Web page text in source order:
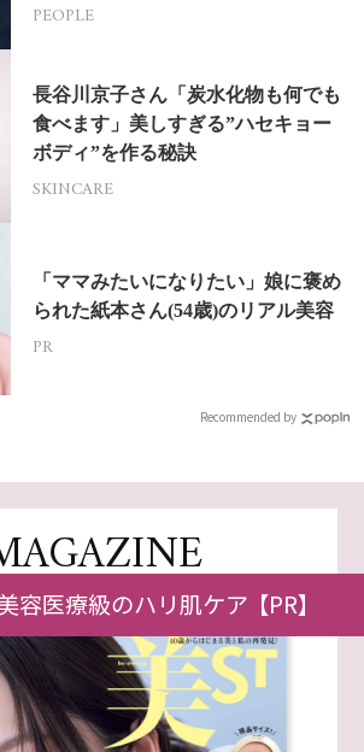
PEOPLE
長谷川京子さん「炭水化物も何でも
食べます」美しすぎる”ハセキョー
ボディ”を作る秘訣
SKINCARE
「ママみたいになりたい」娘に褒め
られた紙本さん(54歳)のリアル美容
PR
Recommended by
元気に！自愛ビューティ
容医療級のハリ肌ケア【PR】